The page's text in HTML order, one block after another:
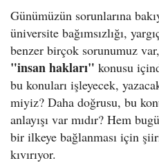
Günümüzün sorunlarına
üniversite bağımsızlığı,
benzer birçok sorunumuz
"insan hakları" konusu
bu konuları işleyecek,
miyiz? Daha doğrusu, bu
anlayışı var mıdır? Hem
bir ilkeye bağlanması için
kıvırıyor.